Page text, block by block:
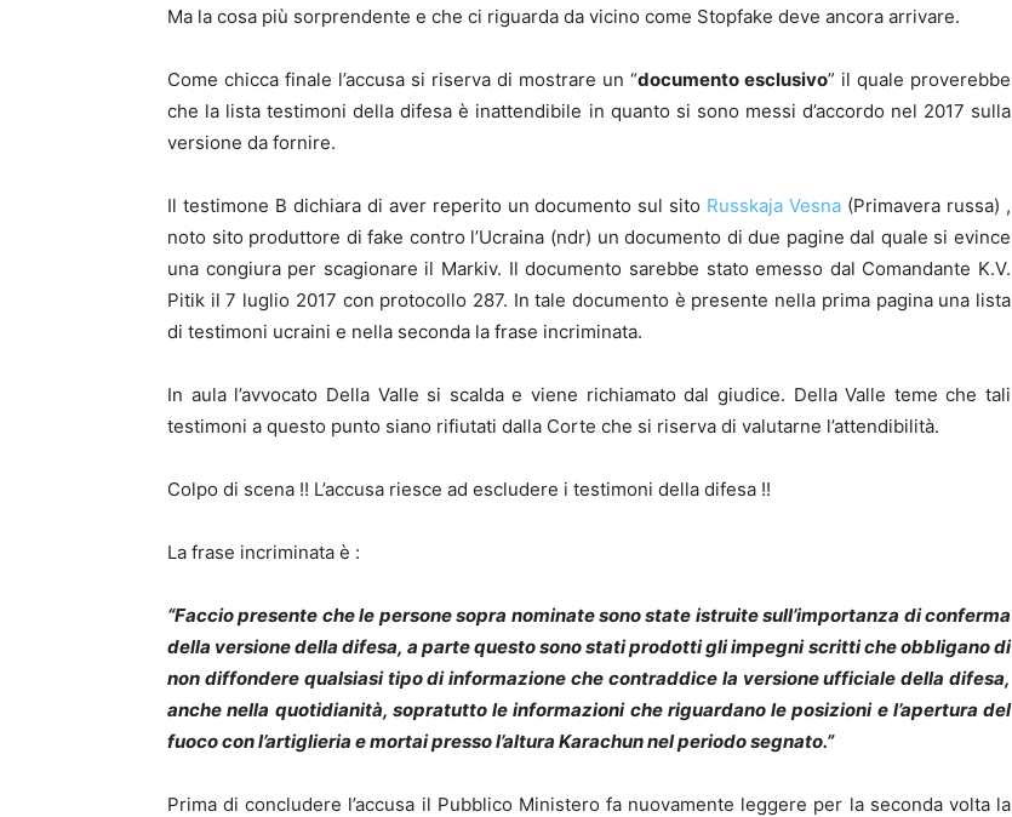
Ma la cosa più sorprendente e che ci riguarda da vicino come Stopfake deve ancora arrivare.
Come chicca finale l’accusa si riserva di mostrare un “documento esclusivo” il quale proverebbe
che la lista testimoni della difesa è inattendibile in quanto si sono messi d’accordo nel 2017 sulla
versione da fornire.
Il testimone B dichiara di aver reperito un documento sul sito Russkaja Vesna (Primavera russa) ,
noto sito produttore di fake contro l’Ucraina (ndr) un documento di due pagine dal quale si evince
una congiura per scagionare il Markiv. Il documento sarebbe stato emesso dal Comandante K.V.
Pitik il 7 luglio 2017 con protocollo 287. In tale documento è presente nella prima pagina una lista
di testimoni ucraini e nella seconda la frase incriminata.
In aula l’avvocato Della Valle si scalda e viene richiamato dal giudice. Della Valle teme che tali
testimoni a questo punto siano rifiutati dalla Corte che si riserva di valutarne l’attendibilità.
Colpo di scena !! L’accusa riesce ad escludere i testimoni della difesa !!
La frase incriminata è :
“Faccio presente che le persone sopra nominate sono state istruite sull’importanza di conferma
della versione della difesa, a parte questo sono stati prodotti gli impegni scritti che obbligano di
non diffondere qualsiasi tipo di informazione che contraddice la versione ufficiale della difesa,
anche nella quotidianità, sopratutto le informazioni che riguardano le posizioni e l’apertura del
fuoco con l’artiglieria e mortai presso l’altura Karachun nel periodo segnato.”
Prima di concludere l’accusa il Pubblico Ministero fa nuovamente leggere per la seconda volta la